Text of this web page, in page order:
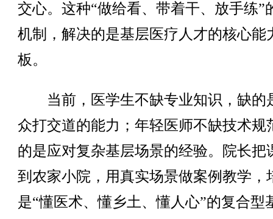
交心。这种“做给看、带着干、放手练”
机制，解决的是基层医疗人才的核心能
板。
当前，医学生不缺专业知识，缺的
众打交道的能力；年轻医师不缺技术规
的是应对复杂基层场景的经验。院长把
到农家小院，用真实场景做案例教学，
是“懂医术、懂乡土、懂人心”的复合型